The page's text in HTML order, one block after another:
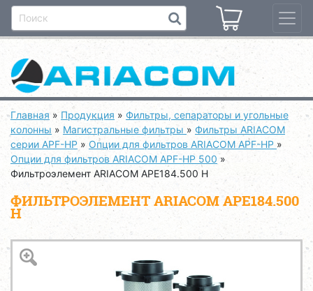
Главная » Продукция » Фильтры, сепараторы и угольные
колонны » Магистральные фильтры » Фильтры ARIACOM
серии APF-HP » Опции для фильтров ARIACOM APF-HP »
Опции для фильтров ARIACOM APF-HP 500 »
Фильтроэлемент ARIACOM APE184.500 H
ФИЛЬТРОЭЛЕМЕНТ ARIACOM APE184.500
H